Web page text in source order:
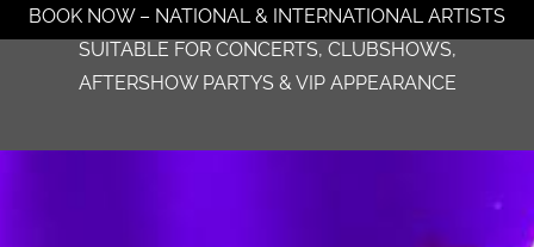
BOOK NOW – NATIONAL & INTERNATIONAL ARTISTS
SUITABLE FOR CONCERTS, CLUBSHOWS,
AFTERSHOW PARTYS & VIP APPEARANCE